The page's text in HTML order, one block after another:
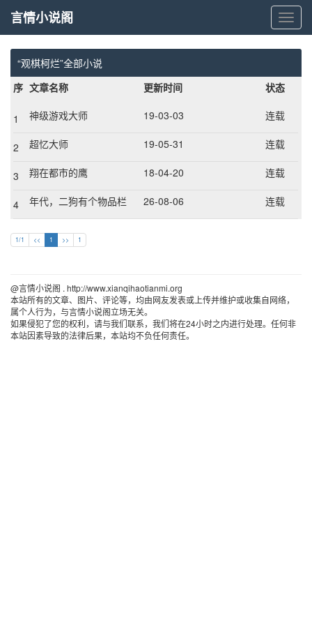
言
情
小
阁
言情小说阁
“观棋柯烂”全部小说
序 文章名称 更新时间 状态
1 神级游戏大师 19-03-03 连载
2 超忆大师 19-05-31 连载
3 翔在都市的鹰 18-04-20 连载
4 年代，二狗有个物品栏 26-08-06 连载
1/1 << 1 >> 1
@言情小说阁 . http://www.xianqihaotianmi.org
本站所有的文章、图片、评论等，均由网友发表或上传并维护或收集自网络，
属个人行为，与言情小说阁立场无关。
如果侵犯了您的权利，请与我们联系，我们将在24小时之内进行处理。任何非
本站因素导致的法律后果，本站均不负任何责任。